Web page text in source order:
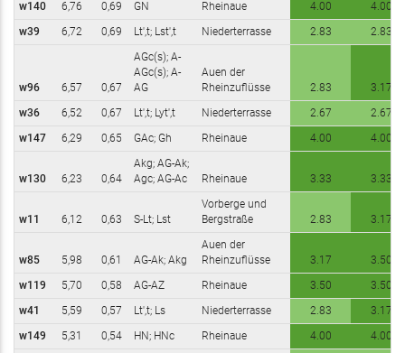
w140
6,76 0,69 GN Rheinaue 4.00
4.00
w39
6,72 0,69 Lt',t; Lst',t Niederterrasse 2.83 2.83
w96 6,57 0,67
AGc(s); A-
AGc(s); A-
AG
Auen der
Rheinzuflüsse
2.83
3.17
w36
6,52 0,67 Lt',t; Lyt',t Niederterrasse 2.67
2.67
w147
6,29 0,65 GAc; Gh Rheinaue 4.00 4.00
w130 6,23 0,64
Akg; AG-Ak;
Agc; AG-Ac
Rheinaue 3.33 3.33
w11 6,12 0,63 S-Lt; Lst
Vorberge und
Bergstraße
2.83 3.17
w85 5,98 0,61 AG-Ak; Akg
Auen der
Rheinzuflüsse
3.17
3.50
w119
5,70 0,58 AG-AZ Rheinaue 3.50
3.50
w41
5,59 0,57 Lt',t; Ls Niederterrasse 2.83
3.17
w149
5,31 0,54 HN; HNc Rheinaue 4.00 4.00